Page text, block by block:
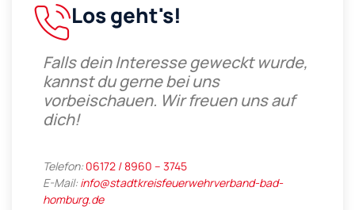
Los geht's!
Falls dein Interesse geweckt wurde,
kannst du gerne bei uns
vorbeischauen. Wir freuen uns auf
dich!
Telefon: 06172 / 8960 – 3745
E-Mail: info@stadtkreisfeuerwehrverband-bad-
homburg.de